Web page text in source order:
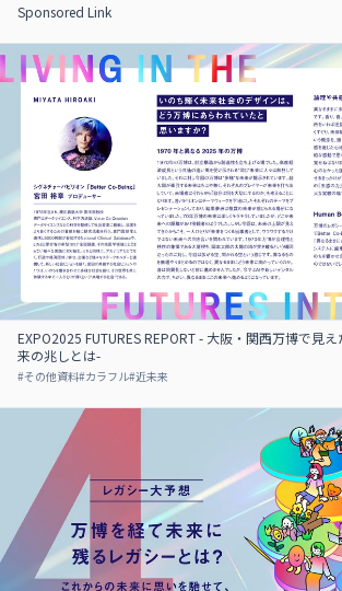
Sponsored Link
EXPO2025 FUTURES REPORT - 大阪・関西万博で見え
来の兆しとは-
#その他資料#カラフル#近未来